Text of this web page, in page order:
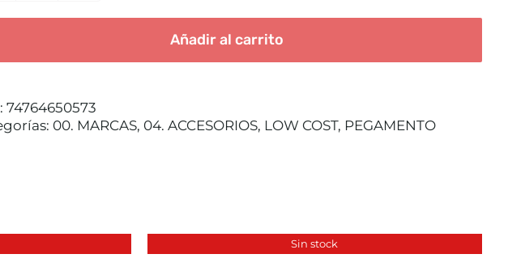
pestañas
(Tono
Añadir al carrito
74764650573
00. MARCAS, 04. ACCESORIOS, LOW COST, PEGAMENTO
Sin stock